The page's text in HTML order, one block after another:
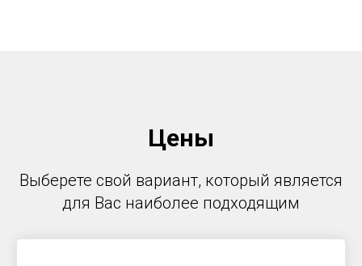
Цены
Выберете свой вариант, который является
для Вас наиболее подходящим